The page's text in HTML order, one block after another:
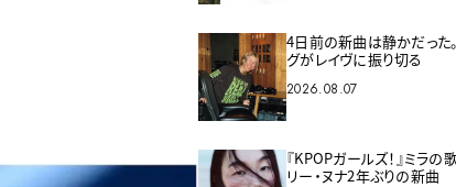
4日前の新曲は静かだった
グがレイヴに振り切る
2026.08.07
『KPOPガールズ！』ミラの
リー・ヌナ2年ぶりの新曲